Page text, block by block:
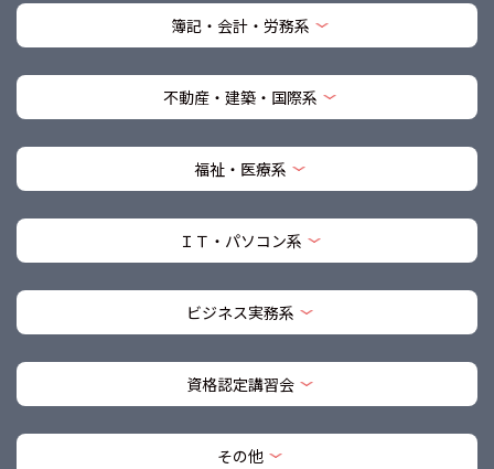
簿記・会計・労務系
不動産・建築・国際系
福祉・医療系
ＩＴ・パソコン系
ビジネス実務系
資格認定講習会
その他